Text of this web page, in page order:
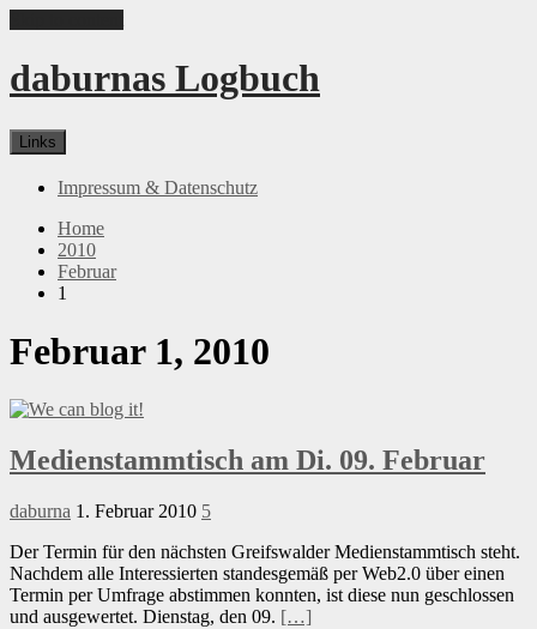
daburnas Logbuch
Links
Impressum & Datenschutz
Home
2010
Februar
1
Februar 1, 2010
Medienstammtisch am Di. 09. Februar
daburna 1. Februar 2010 5
Der Termin für den nächsten Greifswalder Medienstammtisch steht.
Nachdem alle Interessierten standesgemäß per Web2.0 über einen
Termin per Umfrage abstimmen konnten, ist diese nun geschlossen
und ausgewertet. Dienstag, den 09. […]